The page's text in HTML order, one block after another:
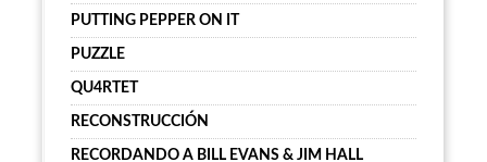
PUTTING PEPPER ON IT
PUZZLE
QU4RTET
RECONSTRUCCIÓN
RECORDANDO A BILL EVANS & JIM HALL